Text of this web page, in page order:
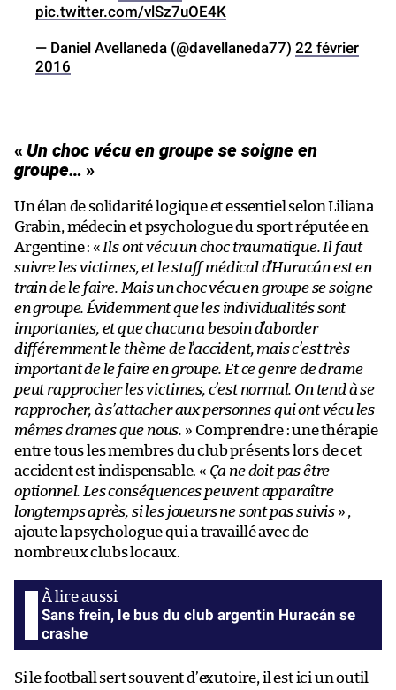
pic.twitter.com/vlSz7uOE4K
— Daniel Avellaneda (@davellaneda77) 22 février
2016
«Un choc vécu en groupe se soigne en
groupe… »
Un élan de solidarité logique et essentiel selon Liliana
Grabin, médecin et psychologue du sport réputée en
Argentine : « Ils ont vécu un choc traumatique. Il faut
suivre les victimes, et le staff médical d’Huracán est en
train de le faire. Mais un choc vécu en groupe se soigne
en groupe. Évidemment que les individualités sont
importantes, et que chacun a besoin d’aborder
différemment le thème de l’accident, mais c’est très
important de le faire en groupe. Et ce genre de drame
peut rapprocher les victimes, c’est normal. On tend à se
rapprocher, à s’attacher aux personnes qui ont vécu les
mêmes drames que nous. » Comprendre : une thérapie
entre tous les membres du club présents lors de cet
accident est indispensable. « Ça ne doit pas être
optionnel. Les conséquences peuvent apparaître
longtemps après, si les joueurs ne sont pas suivis » ,
ajoute la psychologue qui a travaillé avec de
nombreux clubs locaux.
Sans frein, le bus du club argentin Huracán se
crashe
Si le football sert souvent d’exutoire, il est ici un outil